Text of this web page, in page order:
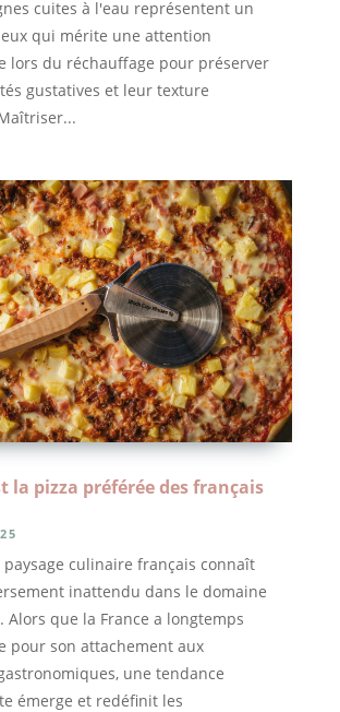
cuites à l'eau représentent un
qui mérite une attention
lors du réchauffage pour préserver
gustatives et leur texture
la pizza préférée des français
paysage culinaire français connaît
inattendu dans le domaine
Alors que la France a longtemps
pour son attachement aux
une tendance
émerge et redéfinit les